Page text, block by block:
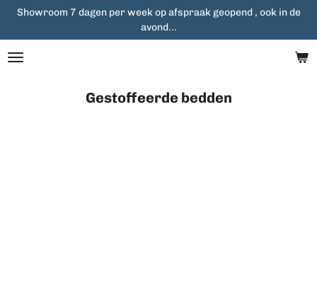
Ga
naar
de
Showroom 7 dagen per week op afspraak geopend , ook in de
avond...
Gestoffeerde bedden